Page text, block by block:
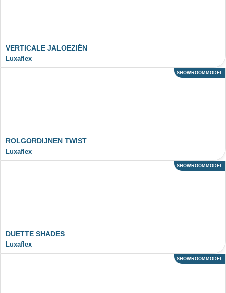
VERTICALE JALOEZIËN
Luxaflex
ACTIE
SHOWROOMMODEL
ROLGORDIJNEN TWIST
Luxaflex
ACTIE
SHOWROOMMODEL
DUETTE SHADES
Luxaflex
ACTIE
SHOWROOMMODEL